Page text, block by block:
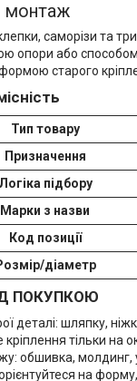
монтаж
саморізи та
або способом
старого
Тип товару
Призначення
Логіка підбору
Марки з назви
Код позиції
діаметр
ПОКУПКОЮ
деталі: шляпку,
кріплення тільки
обшивка,
на